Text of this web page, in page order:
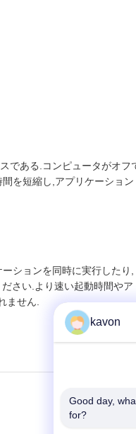
である.コンピュータがオフ
を短縮し,アプリケーション
ションを同時に実行したり,
さい.より速い起動時間やア
ません.
kavon
Good day,
for?